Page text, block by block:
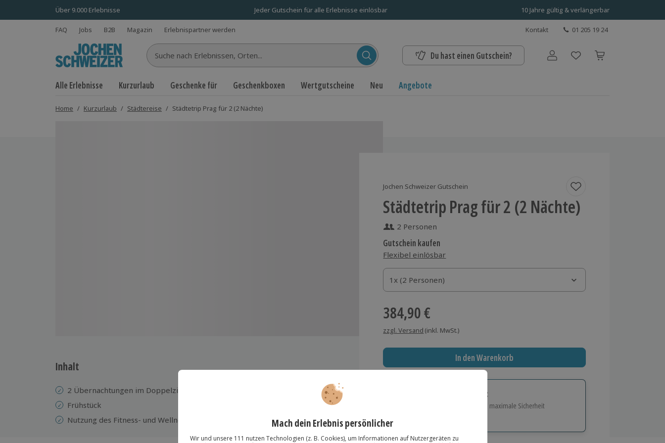
Über 9.000 Erlebnisse Jeder Gutschein für alle Erlebnisse einlösbar 10 Jahre gültig & verlängerbar
FAQ Jobs B2B Magazin Erlebnispartner werden Kontakt 01 205 19 24
Suche nach Erlebnissen... Du hast einen Gutschein? Benutzerkonto
Alle Erlebnisse Kurzurlaub Geschenke für Geschenkboxen Wertgutscheine Neu Angebote
Home / Kurzurlaub / Städtereise / Städtetrip Prag für 2 (2 Nächte)
Jochen Schweizer Gutschein
Städtetrip Prag für 2 (2 Nächte)
2 Personen
Gutschein kaufen
Flexibel einlösbar
1x (2 Personen)
1x (2 Personen)
1x (2 Personen)
384,90 €
zzgl. Versand (inkl. MwSt.)
In den Warenkorb
Immer das richtige Geschenk:
Große Auswahl, volle Flexibilität und maximale Sicherheit
Über 9.000 Erlebnisse.
Inhalt
2 Übernachtungen im Doppelzimmer im Lindner Prague Castle
Frühstück
Nutzung des Fitness- und Wellnessbereichs